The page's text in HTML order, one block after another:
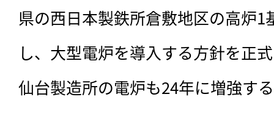
県の西日本製鉄所倉敷地区の高炉1
し、大型電炉を導入する方針を正
仙台製造所の電炉も24年に増強す